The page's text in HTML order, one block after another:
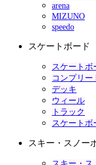
arena
MIZUNO
speedo
スケートボード
スケートボ
コンプリー
デッキ
ウィール
トラック
スケートボ
スキー・スノー